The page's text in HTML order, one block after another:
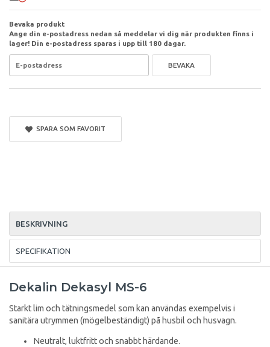
Bevaka produkt
Ange din e-postadress nedan så meddelar vi dig när produkten finns i
lager! Din e-postadress sparas i upp till 180 dagar.
BEVAKA
SPARA SOM FAVORIT
BESKRIVNING
SPECIFIKATION
Dekalin Dekasyl MS-6
Starkt lim och tätningsmedel som kan användas exempelvis i
sanitära utrymmen (mögelbeständigt) på husbil och husvagn.
Neutralt, luktfritt och snabbt härdande.